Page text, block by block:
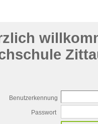
Benutzerkennung
Passwort